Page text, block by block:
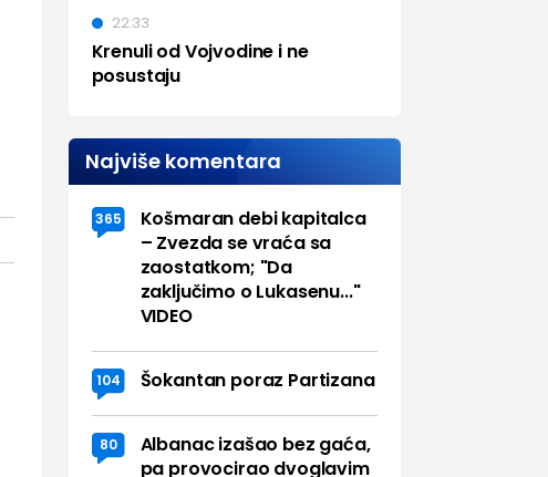
Krenuli od Vojvodine i ne
posustaju
22:33
Najviše komentara
365
Košmaran debi kapitalca
– Zvezda se vraća sa
zaostatkom; "Da
zaključimo o Lukasenu..."
VIDEO
104 Šokantan poraz Partizana
80
Albanac izašao bez gaća,
pa provocirao dvoglavim